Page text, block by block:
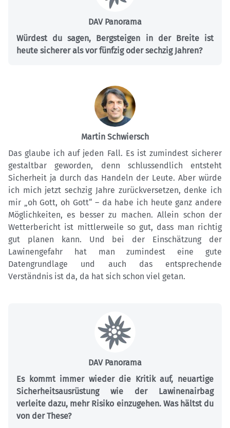
DAV Panorama
Würdest du sagen, Bergsteigen in der Breite ist
heute sicherer als vor fünfzig oder sechzig Jahren?
Martin Schwiersch
Das glaube ich auf jeden Fall. Es ist zumindest sicherer
gestaltbar geworden, denn schlussendlich entsteht
Sicherheit ja durch das Handeln der Leute. Aber würde
ich mich jetzt sechzig Jahre zurückversetzen, denke ich
mir „oh Gott, oh Gott“ – da habe ich heute ganz andere
Möglichkeiten, es besser zu machen. Allein schon der
Wetterbericht ist mittlerweile so gut, dass man richtig
gut planen kann. Und bei der Einschätzung der
Lawinengefahr hat man zumindest eine gute
Datengrundlage und auch das entsprechende
Verständnis ist da, da hat sich schon viel getan.
DAV Panorama
Es kommt immer wieder die Kritik auf, neuartige
Sicherheitsausrüstung wie der Lawinenairbag
verleite dazu, mehr Risiko einzugehen. Was hältst du
von der These?